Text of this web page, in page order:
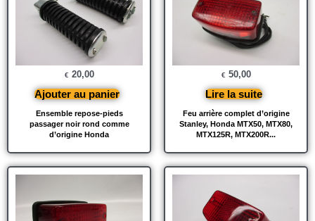
Ensemble repose-pieds
passager noir rond comme
d’origine Honda
€ 20,00
Ajouter au panier
Feu arrière complet d’origine
Stanley, Honda MTX50, MTX80,
MTX125R, MTX200R...
€ 50,00
Lire la suite